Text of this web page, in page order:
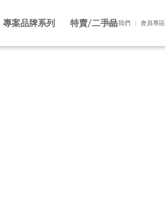
關於我們 會員專區
專案品牌系列 特賣/二手品